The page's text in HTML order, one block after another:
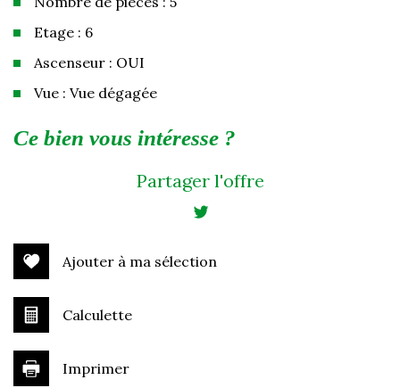
Etage : 6
Ascenseur : OUI
Vue : Vue dégagée
la ville de vélizy-villacoublay (78140)
ce bien vous intéresse ?
Partager l'offre
Ajouter à ma sélection
Calculette
Imprimer